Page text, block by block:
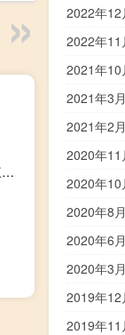
蓝米云：美国洛杉矶AS9929高防VPS，7折促销，低至20元/月起（三网AS9929线路、200Gbps防御）
2022年12
2022年11
2021年10
2021年3月
2021年2月
2020年11
2020年10
2020年8月
2020年6月
2020年3月
2019年12
2019年11